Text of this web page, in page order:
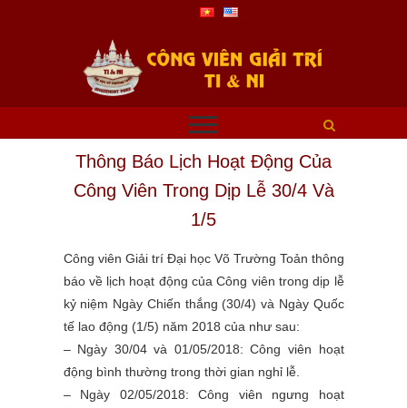
Thông Báo Lịch Hoạt Động Của
Công Viên Trong Dịp Lễ 30/4 Và
1/5
Công viên Giải trí Đại học Võ Trường Toản thông
báo về lịch hoạt động của Công viên trong dịp lễ
kỷ niệm Ngày Chiến thắng (30/4) và Ngày Quốc
tế lao động (1/5) năm 2018 của như sau:
– Ngày 30/04 và 01/05/2018: Công viên hoạt
động bình thường trong thời gian nghỉ lễ.
– Ngày 02/05/2018: Công viên ngưng hoạt